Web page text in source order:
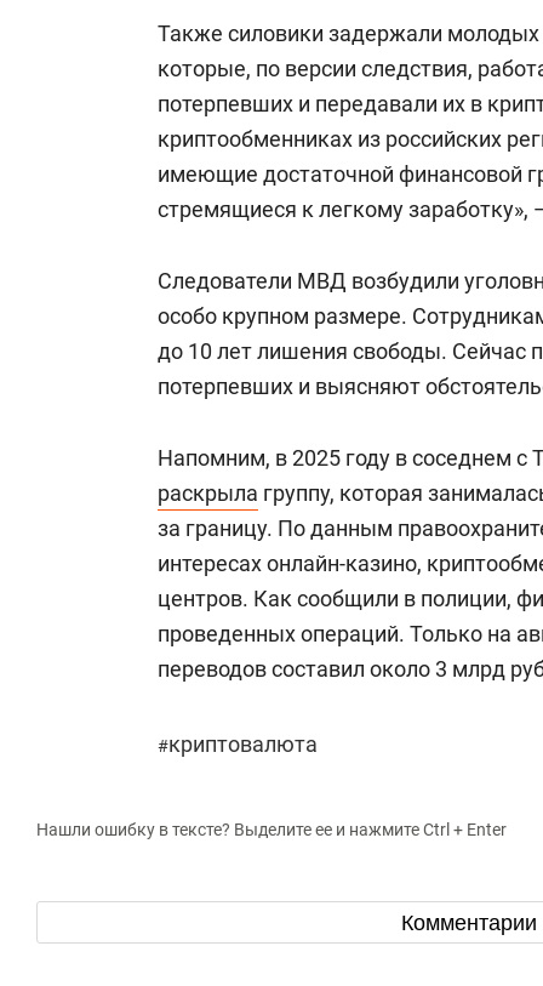
Также силовики задержали молодых
которые, по версии следствия,
потерпевших и передавали их в
криптообменниках из российских
имеющие достаточной финансовой
стремящиеся к легкому
Следователи МВД возбудили
особо крупном размере.
до 10 лет лишения свободы. Сейчас
потерпевших и выясняют
Напомним, в 2025 году в соседнем с
раскрыла группу, которая
за границу. По данным
интересах онлайн-казино,
центров. Как сообщили в полиции,
проведенных операций. Только на
переводов составил около 3 млрд
#криптовалюта
Нашли ошибку в тексте? Выделите ее и нажмите Ctrl + Enter
Комментарии